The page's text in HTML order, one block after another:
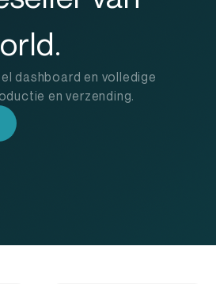
dashboard en volledige
en verzending.